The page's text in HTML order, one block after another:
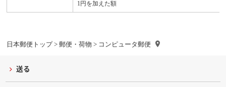
日本郵便トップ> 郵便・荷物 > コンピュータ郵便
1円を加えた額
送る